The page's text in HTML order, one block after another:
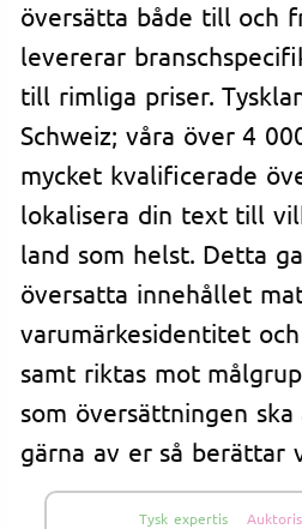
översätta både till och
levererar
till rimliga priser.
Schweiz; våra över 4
mycket kvalificerade
lokalisera din text till
land som helst. Detta
översatta innehållet
varumärkesidentitet
samt riktas mot
som översättningen ska
gärna av er så berättar
Tysk expertis